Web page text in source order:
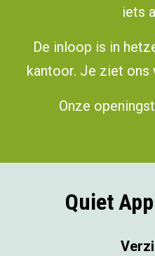
iets
De inloop is in
kantoor. Je ziet ons
Onze
Quiet